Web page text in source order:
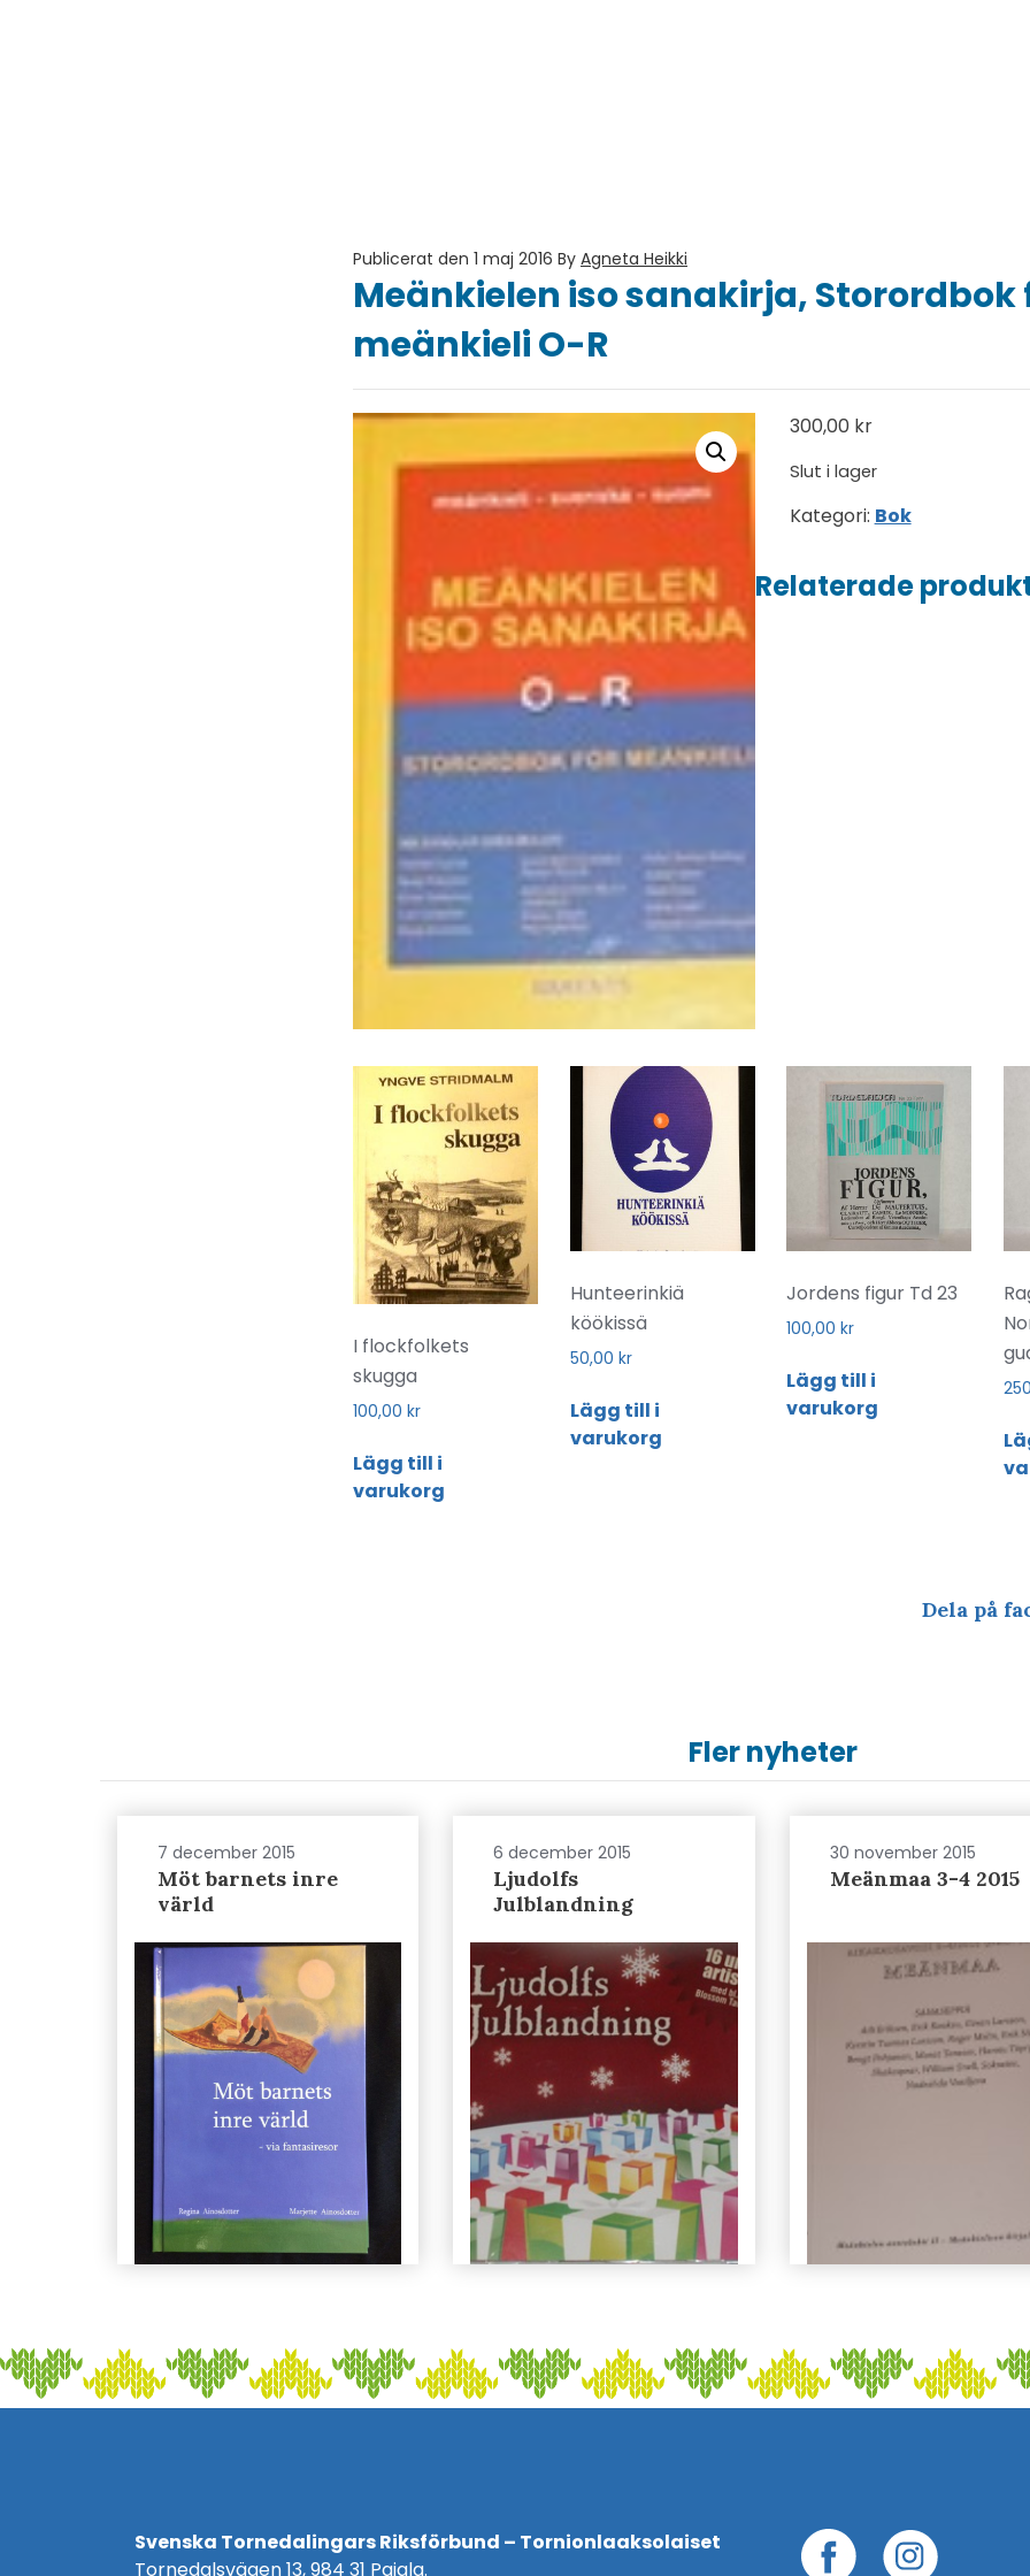
Publicerat den 1 maj 2016 By Agneta Heikki
Meänkielen iso sanakirja, Storordbok
meänkieli O-R
300,00 kr
Slut i lager
Kategori: Bok
Relaterade
I flockfolkets
skugga
100,00 kr
Lägg till i
varukorg
Hunteerinkiä
köökissä
50,00 kr
Lägg till i
varukorg
Jordens figur Td 23
100,00kr
Lägg till i
varukorg
Dela på
Fler nyheter
7 december 2015
Möt barnets inre
värld
6 december 2015
Ljudolfs
Julblandning
30 november 2015
Meänmaa 3-4 2015
Svenska Tornedalingars Riksförbund – Tornionlaaksolaiset
Tornedalsvägen 13, 984 31 Pajala.